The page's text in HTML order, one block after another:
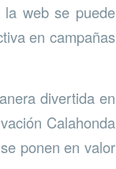
la web se puede
en campañas
divertida en
Calahonda
ponen en valor